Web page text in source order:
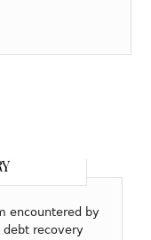
encountered by
recovery